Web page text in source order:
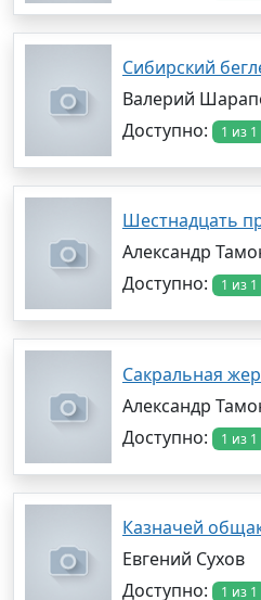
Сибирский
Валерий
Доступно:
1 из 1
Шестнадцать
Александр
Доступно:
1 из 1
Сакральная
Александр
Доступно:
1 из 1
Казначей
Евгений Сухов
Доступно:
1 из 1